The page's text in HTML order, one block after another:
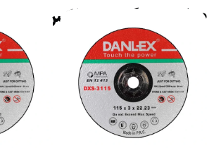
صفحه سنگ بری دنلکس